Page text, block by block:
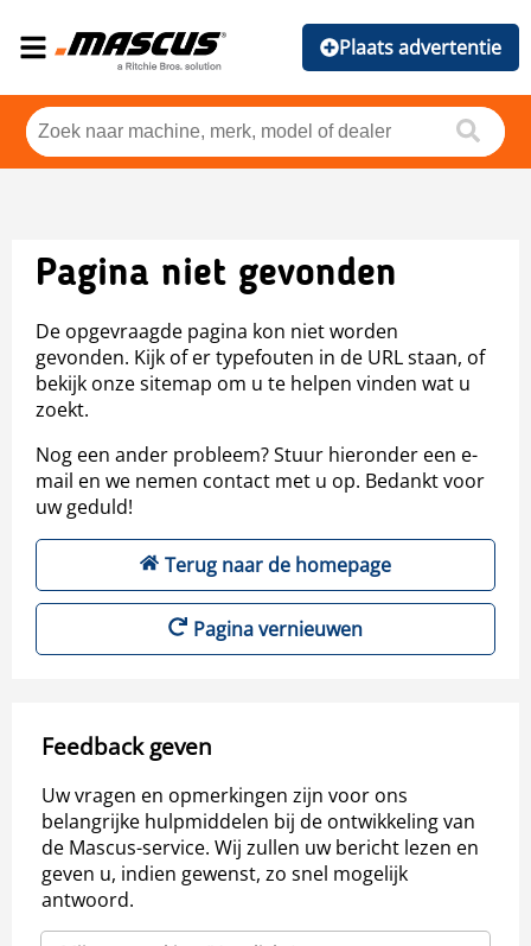
Plaats advertentie
Pagina niet gevonden
De opgevraagde pagina kon niet worden
gevonden. Kijk of er typefouten in de URL staan, of
bekijk onze sitemap om u te helpen vinden wat u
zoekt.
Nog een ander probleem? Stuur hieronder een e-
mail en we nemen contact met u op. Bedankt voor
uw geduld!
Terug naar de homepage
Pagina vernieuwen
Feedback geven
Uw vragen en opmerkingen zijn voor ons
belangrijke hulpmiddelen bij de ontwikkeling van
de Mascus-service. Wij zullen uw bericht lezen en
geven u, indien gewenst, zo snel mogelijk
antwoord.